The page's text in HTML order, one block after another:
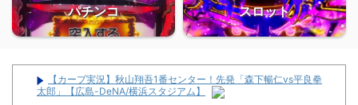
パチンコ スロット
【カープ実況】秋山翔吾1番センター！先発「森下暢仁vs平良拳
太郎」【広島-DeNA/横浜スタジアム】